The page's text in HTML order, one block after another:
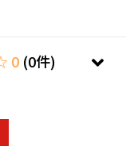
0 (0件)